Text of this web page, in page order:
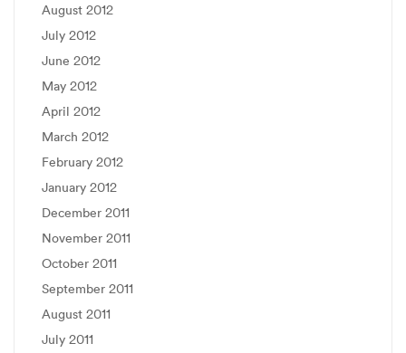
August 2012
July 2012
June 2012
May 2012
April 2012
March 2012
February 2012
January 2012
December 2011
November 2011
October 2011
September 2011
August 2011
July 2011